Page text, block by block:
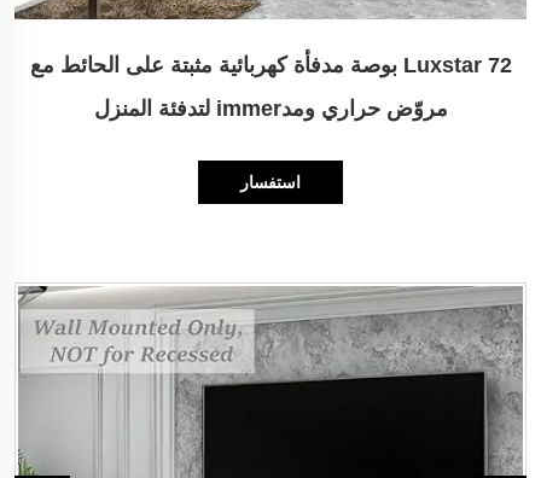
Luxstar 72 بوصة مدفأة كهربائية مثبتة على الحائط مع
مروّض حراري ومدimmer لتدفئة المنزل
استفسار